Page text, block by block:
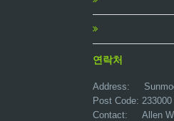
연락처
Address:
Post Code: 233000
Contact: Allen